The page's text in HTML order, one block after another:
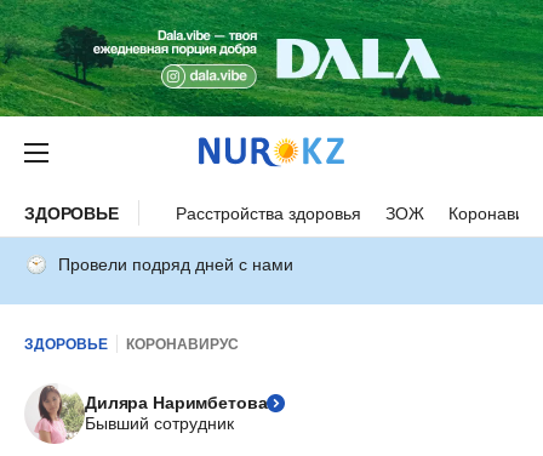
ЗДОРОВЬЕ Расстройства здоровья ЗОЖ
Провели подряд дней с нами
ЗДОРОВЬЕ КОРОНАВИРУС
Диляра Наримбетова
Бывший сотрудник